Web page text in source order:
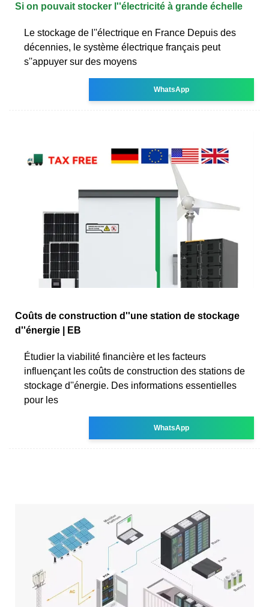
Si on pouvait stocker l''électricité à grande échelle
Le stockage de l''électrique en France Depuis des
décennies, le système électrique français peut
s''appuyer sur des moyens
WhatsApp
Coûts de construction d''une station de stockage
d''énergie | EB
Étudier la viabilité financière et les facteurs
influençant les coûts de construction des stations de
stockage d''énergie. Des informations essentielles
pour les
WhatsApp